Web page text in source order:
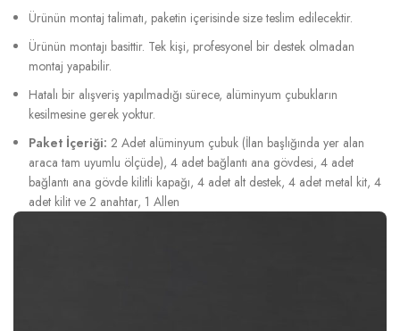
Ürünün montaj talimatı, paketin içerisinde size teslim edilecektir.
Ürünün montajı basittir. Tek kişi, profesyonel bir destek olmadan
montaj yapabilir.
Hatalı bir alışveriş yapılmadığı sürece, alüminyum çubukların
kesilmesine gerek yoktur.
Paket İçeriği: 2 Adet alüminyum çubuk (İlan başlığında yer alan
araca tam uyumlu ölçüde), 4 adet bağlantı ana gövdesi, 4 adet
bağlantı ana gövde kilitli kapağı, 4 adet alt destek, 4 adet metal kit, 4
adet kilit ve 2 anahtar, 1 Allen